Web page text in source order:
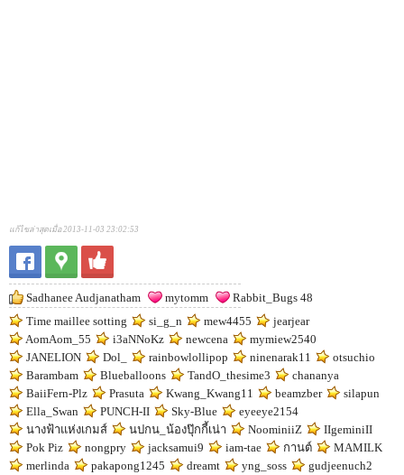
แก้ไขล่าสุดเมื่อ 2013-11-03 23:02:53
Sadhanee Audjanatham mytomm
Rabbit_Bugs 48
Time maillee sotting
si_g_n mew4455
jearjear
AomAom_55
i3aNNoKz newcena
mymiew2540
JANELION
Dol_ rainbowlollipop ninenarak11
otsuchio
Barambam
Blueballoons TandO_thesime3
chananya
BaiiFern-Plz
Prasuta Kwang_Kwang11 beamzber
silapun
Ella_Swan
PUNCH-II Sky-Blue
eyeeye2154
นางฟ้าแห่งเกมส์
นปกน_น้องปุ๊กกี้เน่า NoominiiZ
IIgeminiII
Pok Piz
nongpry jacksamui9 iam-tae กานต์
MAMILK
merlinda
pakapong1245 dreamt yng_soss
gudjeenuch2